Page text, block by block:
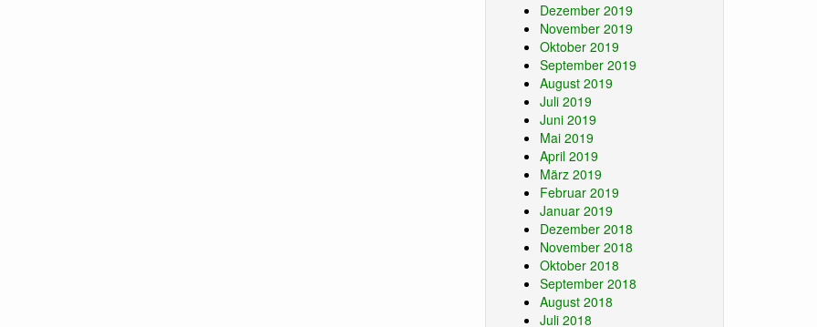
Dezember 2019
November 2019
Oktober 2019
September 2019
August 2019
Juli 2019
Juni 2019
Mai 2019
April 2019
März 2019
Februar 2019
Januar 2019
Dezember 2018
November 2018
Oktober 2018
September 2018
August 2018
Juli 2018